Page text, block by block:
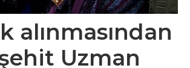
alınmasından
Uzman